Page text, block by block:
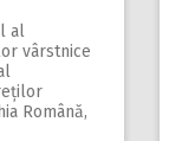
al
vârstnice
Română,